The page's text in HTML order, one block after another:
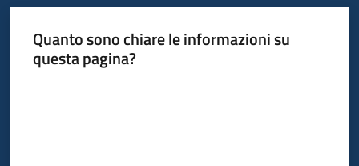
Quanto sono chiare le informazioni su
questa pagina?